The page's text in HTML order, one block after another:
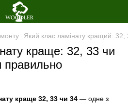
Який клас ламінату кращий: 32,
краще: 32, 33 чи
краще 32, 33 чи 34 — одне з